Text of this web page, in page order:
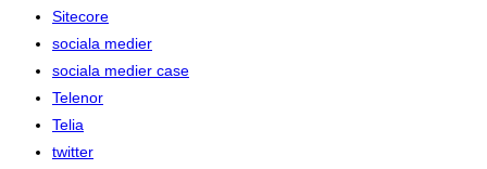
Sitecore
sociala medier
sociala medier case
Telenor
Telia
twitter